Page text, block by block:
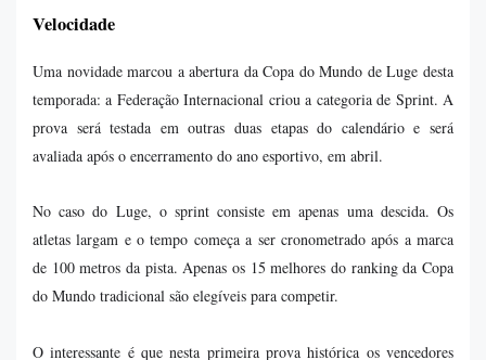
Velocidade
Uma novidade marcou a abertura da Copa do Mundo de Luge desta
temporada: a Federação Internacional criou a categoria de Sprint. A
prova será testada em outras duas etapas do calendário e será
avaliada após o encerramento do ano esportivo, em abril.
No caso do Luge, o sprint consiste em apenas uma descida. Os
atletas largam e o tempo começa a ser cronometrado após a marca
de 100 metros da pista. Apenas os 15 melhores do ranking da Copa
do Mundo tradicional são elegíveis para competir.
O interessante é que nesta primeira prova histórica os vencedores